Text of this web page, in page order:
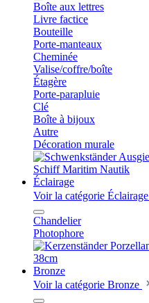
Boîte aux lettres
Livre factice
Bouteille
Porte-manteaux
Cheminée
Valise/coffre/boîte
Étagère
Porte-parapluie
Clé
Boîte à bijoux
Autre
Décoration murale
Éclairage
Voir la catégorie Éclairage
Chandelier
Photophore
Bronze
Voir la catégorie Bronze